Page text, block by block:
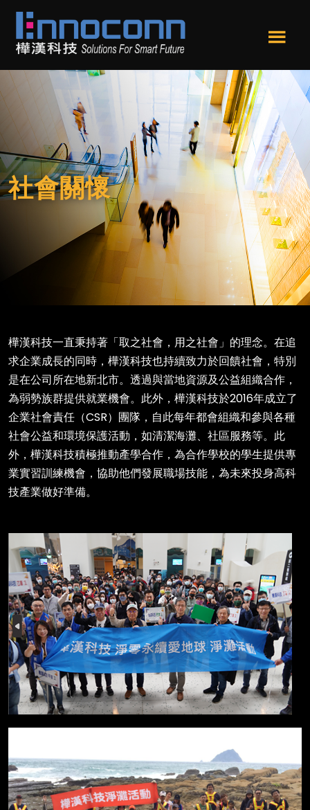
跳
轉
到
主
要
內
容
跳
轉
到
頁
尾
樺
漢
科
技
Ennoconn
Technologies，
Ennoconn
Corp.
樺
漢
科
技
u
社會關懷
樺漢科技一直秉持著「取之社會，用之社會」的理念。在追
求企業成長的同時，樺漢科技也持續致力於回饋社會，特別
是在公司所在地新北市。透過與當地資源及公益組織合作，
為弱勢族群提供就業機會。此外，樺漢科技於2016年成立了
企業社會責任（CSR）團隊，自此每年都會組織和參與各種
社會公益和環境保護活動，如清潔海灘、社區服務等。此
外，樺漢科技積極推動產學合作，為合作學校的學生提供專
業實習訓練機會，協助他們發展職場技能，為未來投身高科
技產業做好準備。